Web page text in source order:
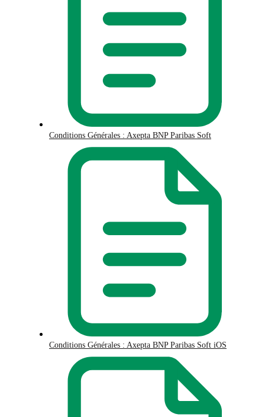
Conditions Générales : Axepta BNP Paribas Soft
Conditions Générales : Axepta BNP Paribas Soft iOS